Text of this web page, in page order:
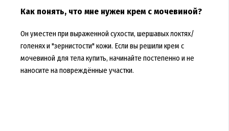
Как понять, что мне нужен крем с мочевиной?
Он уместен при выраженной сухости, шершавых локтях/
голенях и "зернистости" кожи. Если вы решили крем с
мочевиной для тела купить, начинайте постепенно и не
наносите на повреждённые участки.